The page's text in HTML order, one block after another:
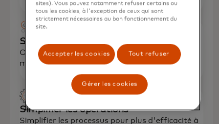
Susciter l'intérêt du public
Offrir des expériences personnalisées au bon
moment pour tisser des liens.
Simplifier les opérations
Simplifier les processus pour plus d'efficacité à
sites). Vous pouvez notamment refuser certains ou
tous les cookies, à l'exception de ceux qui sont
strictement nécessaires au bon fonctionnement du
site.
Accepter les cookies Tout refuser
Gérer les cookies